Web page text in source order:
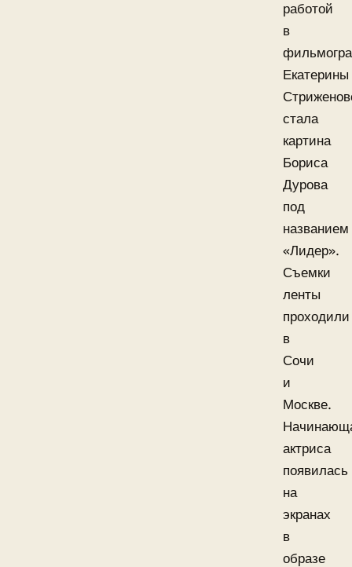
работой
в
Екатерины
стала
картина
Бориса
Дурова
под
названием
«Лидер».
Съемки
ленты
проходили
в
Сочи
и
Москве.
актриса
появилась
на
экранах
в
образе